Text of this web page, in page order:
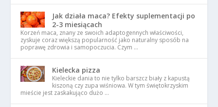
Jak działa maca? Efekty suplementacji po
2-3 miesiącach
Korzeń maca, znany ze swoich adaptogennych właściwości,
zyskuje coraz większą popularność jako naturalny sposób na
poprawę zdrowia i samopoczucia. Czym …
Kielecka pizza
Kieleckie dania to nie tylko barszcz biały z kapustą
kiszoną czy zupa wiśniowa. W tym świętokrzyskim
mieście jest zaskakująco dużo …